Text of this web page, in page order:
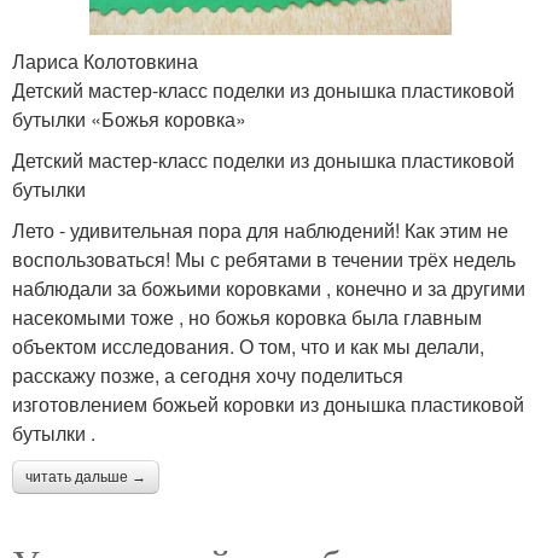
Лариса Колотовкина
Детский мастер-класс поделки из донышка пластиковой
бутылки «Божья коровка»
Детский мастер-класс поделки из донышка пластиковой
бутылки
Лето - удивительная пора для наблюдений! Как этим не
воспользоваться! Мы с ребятами в течении трёх недель
наблюдали за божьими коровками , конечно и за другими
насекомыми тоже , но божья коровка была главным
объектом исследования. О том, что и как мы делали,
расскажу позже, а сегодня хочу поделиться
изготовлением божьей коровки из донышка пластиковой
бутылки .
читать дальше →